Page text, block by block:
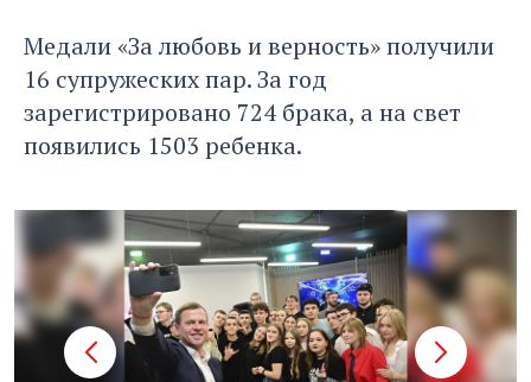
Медали «За любовь и верность» получили
16 супружеских пар. За год
зарегистрировано 724 брака, а на свет
появились 1503 ребенка.